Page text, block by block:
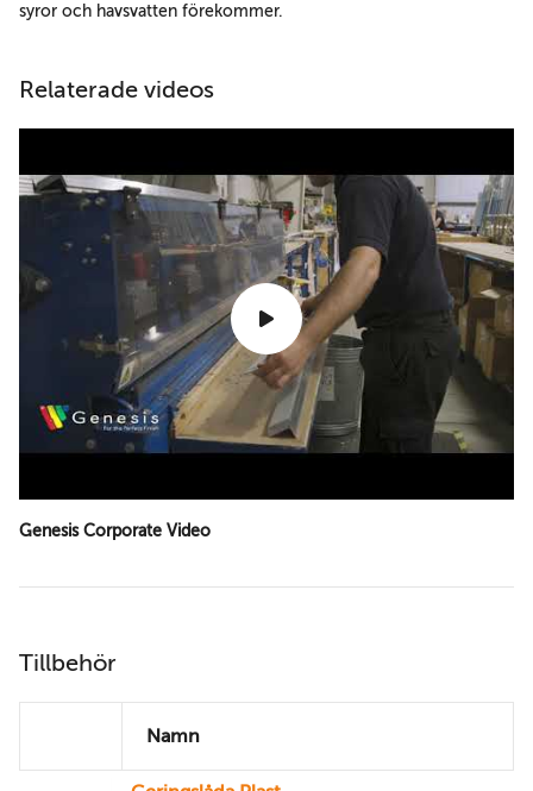
syror och havsvatten förekommer.
Relaterade videos
Genesis Corporate Video
Tillbehör
Namn